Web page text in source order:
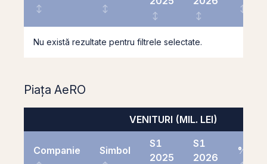
Nu există rezultate pentru filtrele selectate.
Piața AeRO
VENITURI (MIL. LEI)
Companie Simbol
S1
2025
S1
2026
%